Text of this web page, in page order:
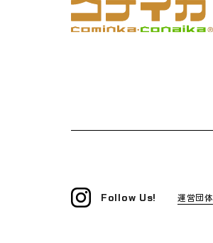
Follow Us! 運営団体